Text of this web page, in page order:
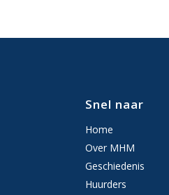
Snel naar
Home
Over MHM
Geschiedenis
Huurders